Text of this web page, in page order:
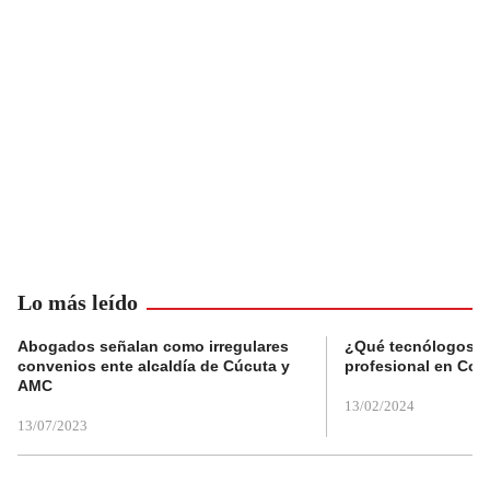
Lo más leído
Abogados señalan como irregulares
convenios ente alcaldía de Cúcuta y
AMC
13/07/2023
¿Qué tecnólogos
profesional en
13/02/2024